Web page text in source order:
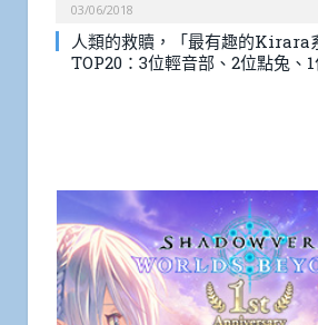
03/06/2018
人類的救贖，「最有趣的Kirara
TOP20：3位輕音部、2位點兔、